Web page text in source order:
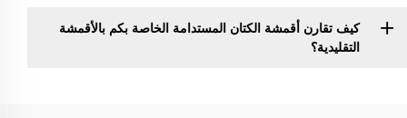
كيف تقارن أقمشة الكتان المستدامة الخاصة بكم بالأقمشة
التقليدية؟